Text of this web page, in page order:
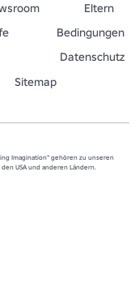
Eltern
Bedingungen
Datenschutz
Sitemap
Imagination" gehören zu unseren
USA und anderen Ländern.